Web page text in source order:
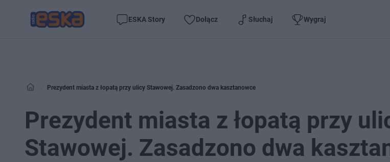
ESKA Story Dołącz Słuchaj Wygraj
Prezydent miasta z łopatą przy ulicy Stawowej. Zasadzono dwa kasztanowce
Prezydent miasta z łopatą przy
Stawowej. Zasadzono dwa